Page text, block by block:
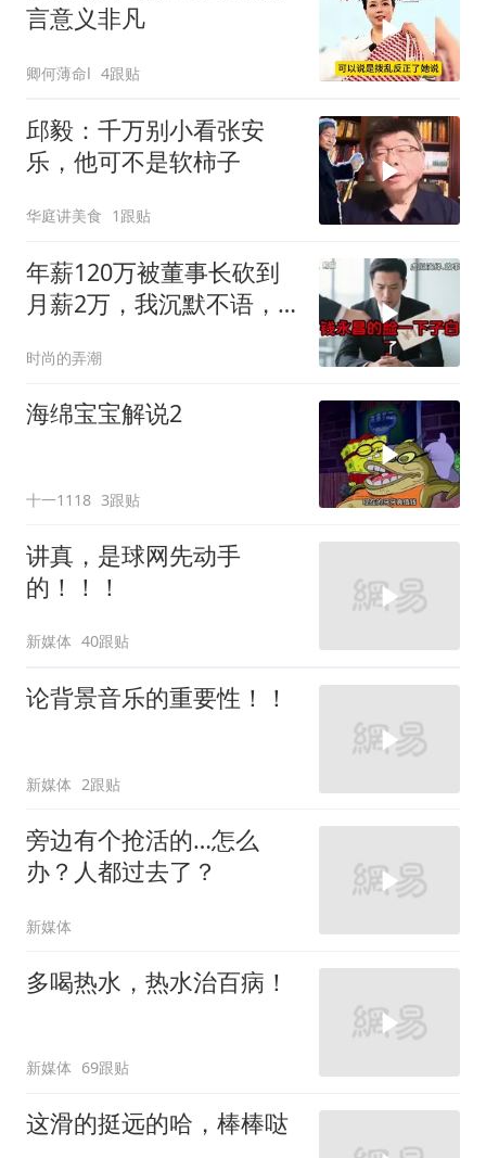
言意义非凡
卿何薄命l 4跟贴
邱毅：千万别小看张安
乐，他可不是软柿子
华庭讲美食 1跟贴
年薪120万被董事长砍到
月薪2万，我沉默不语，
我
时尚的弄潮
海绵宝宝解说2
十一1118 3跟贴
讲真，是球网先动手
的！！！
新媒体 40跟贴
论背景音乐的重要性！！
新媒体 2跟贴
旁边有个抢活的…怎么
办？人都过去了？
新媒体
多喝热水，热水治百病！
新媒体 69跟贴
这滑的挺远的哈，棒棒哒